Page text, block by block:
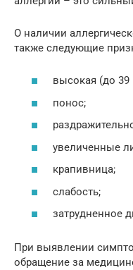
О наличии
также следующие
высокая (до 39
понос;
увеличенные
крапивница;
слабость;
затрудненное
При выявлении
обращение за